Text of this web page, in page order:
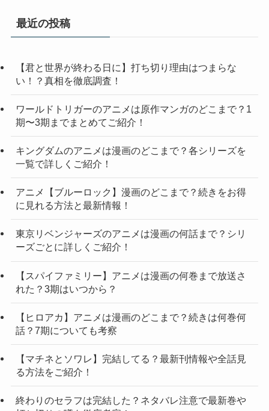
リ
最近の投稿
【君と世界が終わる日に】打ち切り理由はつまらな
い！？真相を徹底調査！
ワールドトリガーのアニメは原作マンガのどこまで？1
期〜3期までまとめてご紹介！
キングダムのアニメは漫画のどこまで？各シリーズを
一覧で詳しくご紹介！
アニメ【ブルーロック】漫画のどこまで？続きをお得
に見れる方法と最新情報！
東京リベンジャーズのアニメは漫画の何話まで？シリ
ーズごとに詳しくご紹介！
【スパイファミリー】アニメは漫画の何巻まで放送さ
れた？3期はいつから？
【ヒロアカ】アニメは漫画のどこまで？続きは何巻何
話？7期についても考察
【マチネとソワレ】完結してる？最新刊情報や全話見
る方法をご紹介！
終わりのセラフは完結した？ネタバレ注意で最新巻や